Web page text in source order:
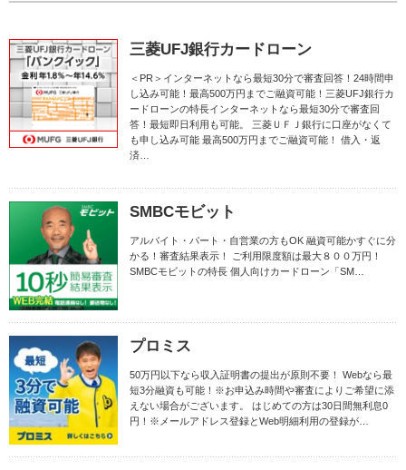
三菱UFJ銀行カードローン
＜PR＞インターネットなら最短30分で審査回答！24時間申
し込み可能！最高500万円までご融資可能！三菱UFJ銀行カ
ードローンの特長インターネットなら最短30分で審査回
答！最短即日利用も可能。 三菱ＵＦＪ銀行に口座がなくて
も申し込み可能 最高500万円までご融資可能！ 借入・返
済…
SMBCモビット
アルバイト・パート・自営業の方もOK 融資可能かすぐに分
かる！審査結果表示！ ご利用限度額は最大８００万円！
SMBCモビットの特長 個人向けカードローン「SM…
プロミス
50万円以下なら収入証明書の提出が原則不要！ Webなら最
短3分融資も可能！※お申込み時間や審査によりご希望に添
えない場合がございます。 はじめての方は30日間無利息0
円！※メールアドレス登録とWeb明細利用の登録が…